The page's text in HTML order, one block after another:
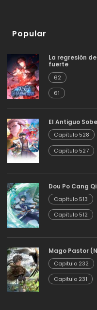
Popular
La regresión
fuerte
62
61
El Antiguo
Capítulo 528
Capítulo 527
Dou Po Cang
Capítulo 513
Capítulo 512
Mago Pastor
Capitulo 232
Capitulo 231